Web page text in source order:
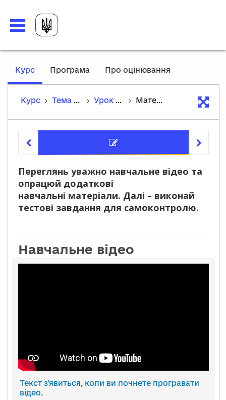
Курс,
Програма Про оцінювання
Курс Тема 2. Взаємодія і синтез мистецтв Урок 8. Образотворче мистецтво в театрі. Театральна афіша Матеріали уроку
Переглянь уважно навчальне відео та
опрацюй додаткові
навчальні матеріали. Далі – виконай
тестові завдання для самоконтролю.
Навчальне відео
Текст з'явиться, коли ви почнете програвати
відео.